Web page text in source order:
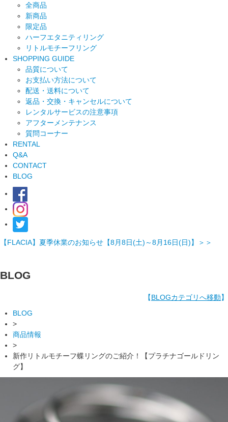
全商品
新商品
限定品
ハーフエタニティリング
リトルモチーフリング
SHOPPING GUIDE
品質について
お支払い方法について
配送・送料について
返品・交換・キャンセルについて
レンタルサービスの注意事項
アフターメンテナンス
質問コーナー
RENTAL
Q&A
CONTACT
BLOG
【FLACIA】夏季休業のお知らせ【8月8日(土)～8月16日(日)】＞＞
BLOG
【BLOGカテゴリへ移動】
BLOG
>
商品情報
>
新作リトルモチーフ蝶リングのご紹介！【プラチナゴールドリン
グ】